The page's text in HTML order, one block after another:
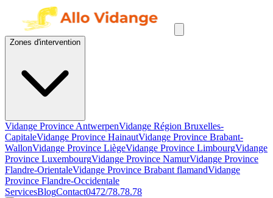
Zones d'intervention
Vidange Province AntwerpenVidange Région Bruxelles-
CapitaleVidange Province HainautVidange Province Brabant-
WallonVidange Province LiègeVidange Province LimbourgVidange
Province LuxembourgVidange Province NamurVidange Province
Flandre-OrientaleVidange Province Brabant flamandVidange
Province Flandre-Occidentale
ServicesBlogContact0472/78.78.78